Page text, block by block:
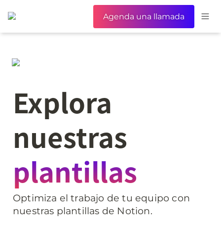
Agenda una llamada
Explora
plantillas
Optimiza el trabajo de tu equipo con
nuestras plantillas de Notion.